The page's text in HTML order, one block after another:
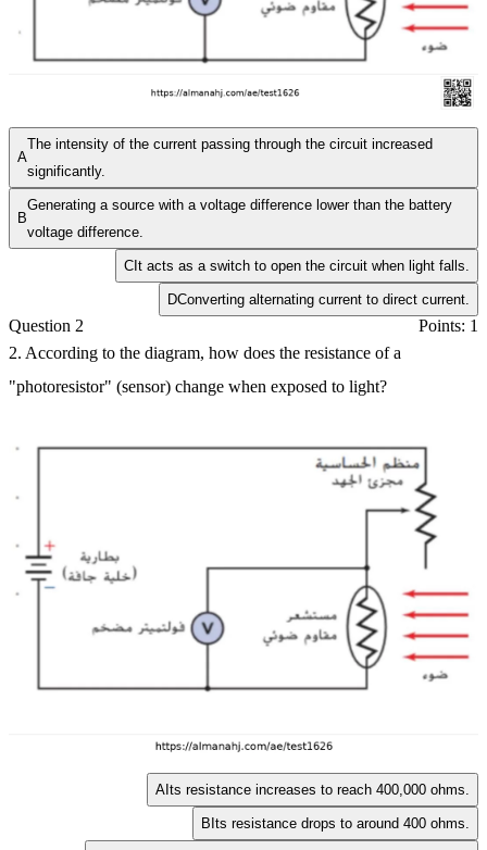
A
The intensity of the current passing through the circuit increased
significantly.
B
Generating a source with a voltage difference lower than the battery
voltage difference.
CIt acts as a switch to open the circuit when light falls.
DConverting alternating current to direct current.
Question 2
Points: 1
2. According to the diagram, how does the resistance of a
"photoresistor" (sensor) change when exposed to light?
AIts resistance increases to reach 400,000 ohms.
BIts resistance drops to around 400 ohms.